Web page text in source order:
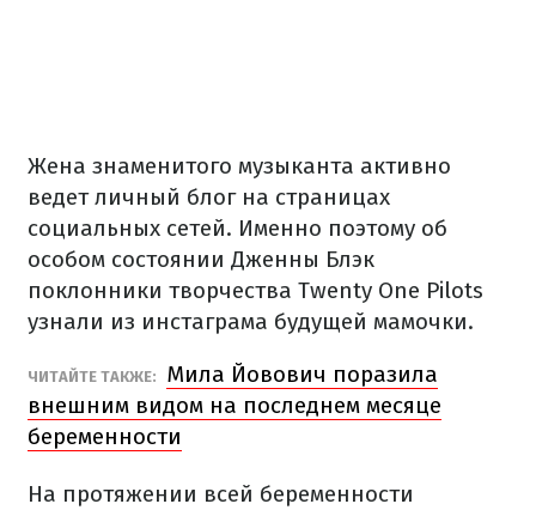
Жена знаменитого музыканта активно
ведет личный блог на страницах
социальных сетей. Именно поэтому об
особом состоянии Дженны Блэк
поклонники творчества Twenty One Pilots
узнали из инстаграма будущей мамочки.
ЧИТАЙТЕ ТАКЖЕ:
Мила Йовович поразила
внешним видом на последнем месяце
беременности
На протяжении всей беременности